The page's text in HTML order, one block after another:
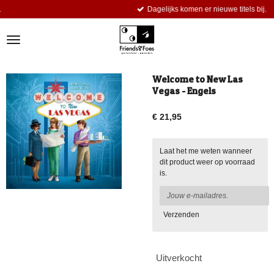
de
Dagelijks komen er nieuwe titels bij.
Welcome to New Las
Vegas - Engels
€ 21,95
Laat het me weten wanneer
dit product weer op voorraad
is.
Verzenden
Uitverkocht